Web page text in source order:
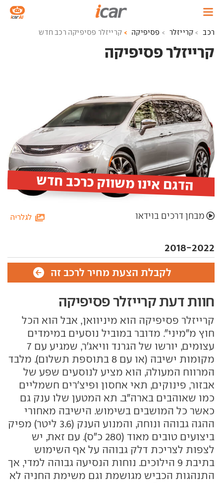
רכב קרייזלר פסיפיקה קרייזלר פסיפיקה רכב חדש
קרייזלר פסיפיקה ‏
2018-2022
הדגם אינו משווק כרכב חדש
לגלריה מבחן דרכים בוידאו
לקבלת הצעת מחיר לרכב זה
חוות דעת קרייזלר פסיפיקה
קרייזלר פסיפיקה הוא מיניוואן, אבל הוא הכל
חוץ מ"מיני". מדובר במוביל נוסעים במימדים
עצומים, יורשו של הגרנד וויאג'ר, שמגיע עם 7
מקומות ישיבה (או עם 8 בתוספת תשלום). מלבד
המרווח המעולה, הוא מציע לנוסעים שפע של
אבזור, פינוקים, תאי אחסון ופיצ'רים חשמליים
כמו שאוהבים בארה"ב. תא המטען שלו ענק גם
כאשר כל המושבים בשימוש. הישיבה מאחורי
ההגה גבוהה ונוחה, והמנוע הענק (3.6 ליטר) מפיק
ביצועים טובים מאוד (280 כ"ס). עם זאת, יש
לצפות לצריכת דלק גבוהה על אף השימוש
בתיבת 9 הילוכים. נוחות הנסיעה גבוהה למדי, אך
התנהגות הכביש מגושמת וגם משימת החניה לא